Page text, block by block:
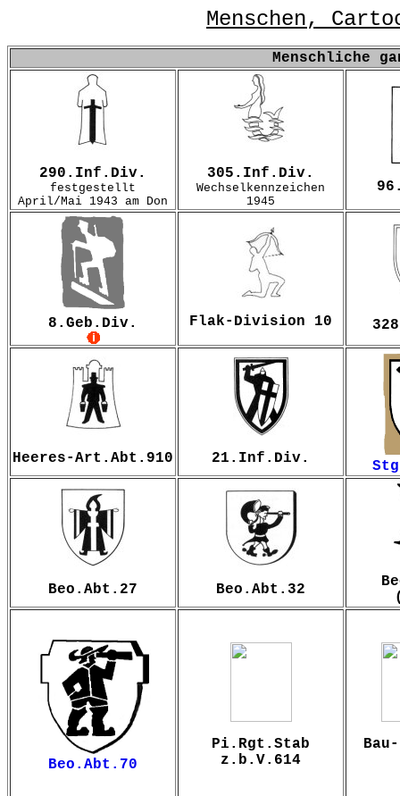
Menschen,
Menschliche
290.Inf.Div.
festgestellt
April/Mai 1943 am Don
305.Inf.Div.
Wechselkennzeichen
1945
8.Geb.Div. Flak-Division 10
Heeres-Art.Abt.910 21.Inf.Div.
Beo.Abt.27 Beo.Abt.32
Beo.Abt.70
Pi.Rgt.Stab
z.b.V.614